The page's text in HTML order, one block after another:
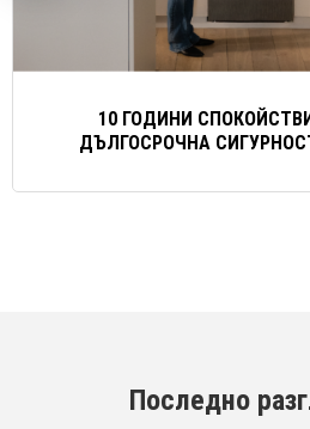
10 ГОДИНИ
ДЪЛГОСРОЧНА
Последно